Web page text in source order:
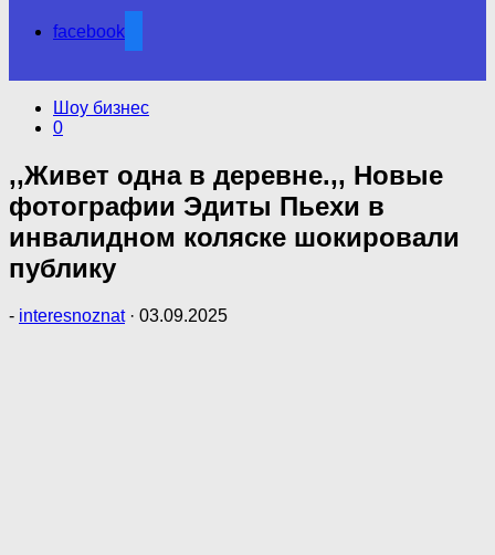
facebook
Шоу бизнес
0
,,Живет одна в деревне.,, Новые
фотографии Эдиты Пьехи в
инвалидном коляске шокировали
публику
- interesnoznat · 03.09.2025